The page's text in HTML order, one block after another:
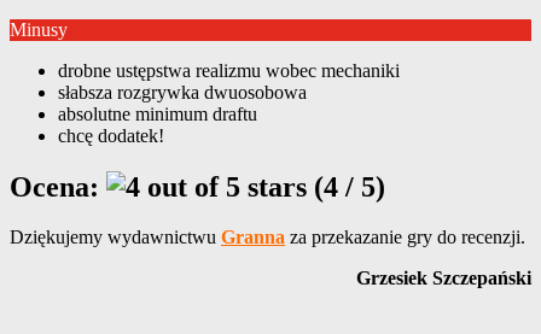
Minusy
drobne ustępstwa realizmu wobec mechaniki
słabsza rozgrywka dwuosobowa
absolutne minimum draftu
chcę dodatek!
Ocena: (4 / 5)
Dziękujemy wydawnictwu Granna za przekazanie gry do recenzji.
Grzesiek Szczepański